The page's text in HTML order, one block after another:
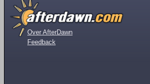
Over AfterDawn
Feedback